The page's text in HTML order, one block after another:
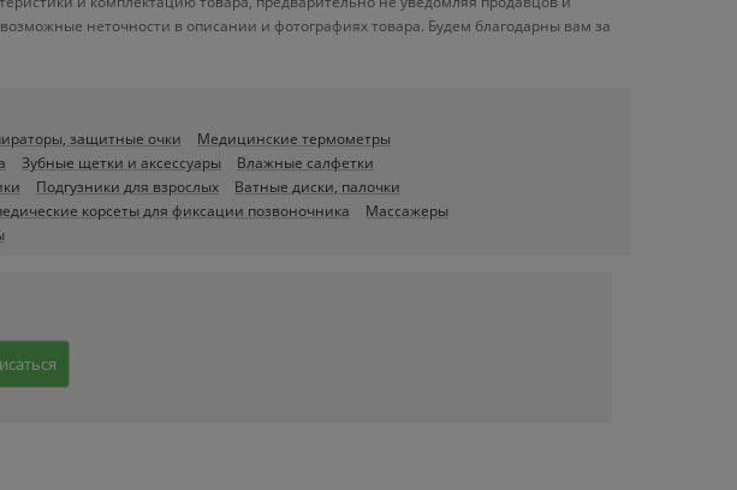
неточности в описании и фотографиях товара. Будем благодарны вам за
защитные очки
Медицинские термометры
Зубные щетки и аксессуары
Влажные салфетки
Подгузники для взрослых
Ватные диски, палочки
корсеты для фиксации позвоночника
Массажеры